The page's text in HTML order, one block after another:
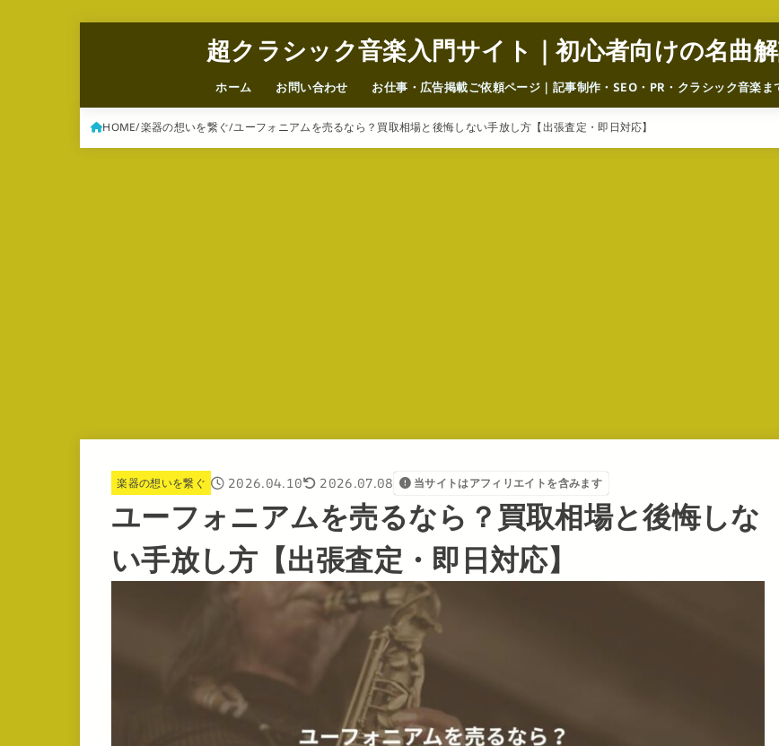
超クラシック音楽入門サイト｜初心者向けの名曲
ホーム お問い合わせ お仕事・広告掲載ご依頼ページ｜記事制作・SEO・PR・クラシック音楽ま
HOME 楽器の想いを繋ぐ ユーフォニアムを売るなら？買取相場と後悔しない手放し方【出張査定・即日対応】
楽器の想いを繋ぐ 2026.04.10 2026.07.08 当サイトはアフィリエイトを含みます
ユーフォニアムを売るなら？買取相場と後悔しな
い手放し方【出張査定・即日対応】